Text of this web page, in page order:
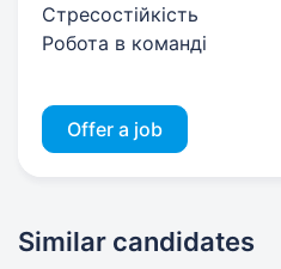
Стресостійкість
Робота в команді
Offer a job
Similar candidates